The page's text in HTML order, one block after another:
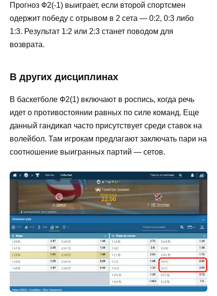
Прогноз Ф2(-1) выиграет, если второй спортсмен
одержит победу с отрывом в 2 сета — 0:2, 0:3 либо
1:3. Результат 1:2 или 2:3 станет поводом для
возврата.
В других дисциплинах
В баскетболе Ф2(1) включают в роспись, когда речь
идет о противостоянии равных по силе команд. Еще
данный гандикап часто присутствует среди ставок на
волейбол. Там игрокам предлагают заключать пари на
соотношение выигранных партий — сетов.